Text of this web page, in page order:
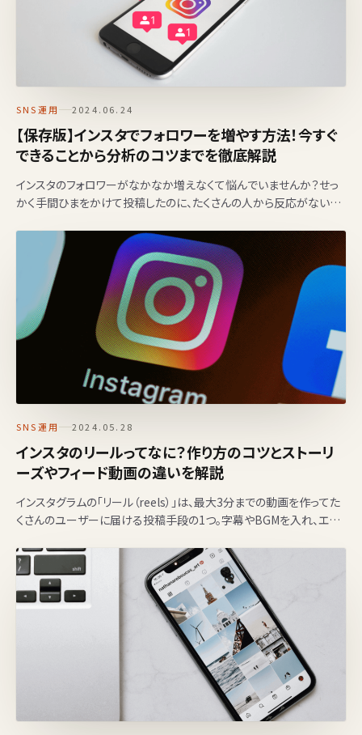
SNS運用 2024.06.24
【保存版】インスタでフォロワーを増やす方法！今すぐ
できることから分析のコツまでを徹底解説
インスタのフォロワーがなかなか増えなくて悩んでいませんか？せっ
かく手間ひまをかけて投稿したのに、たくさんの人から反応がないと
SNS運用 2024.05.28
インスタのリールってなに？作り方のコツとストーリ
ーズやフィード動画の違いを解説
インスタグラムの「リール（reels）」は、最大3分までの動画を作ってた
くさんのユーザーに届ける投稿手段の1つ。字幕やBGMを入れ、エフ